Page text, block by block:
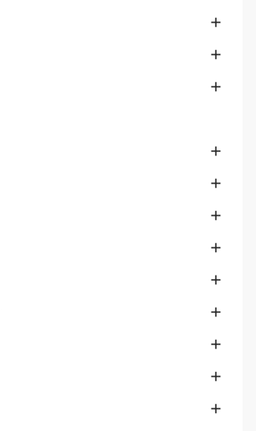











